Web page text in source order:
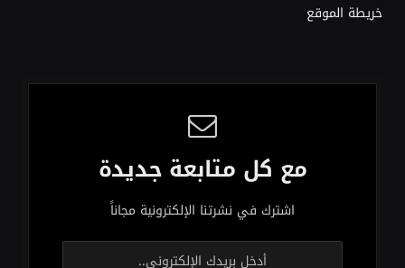
خريطة الموقع
مع كل متابعة جديدة
اشترك في نشرتنا الإلكترونية مجاناً